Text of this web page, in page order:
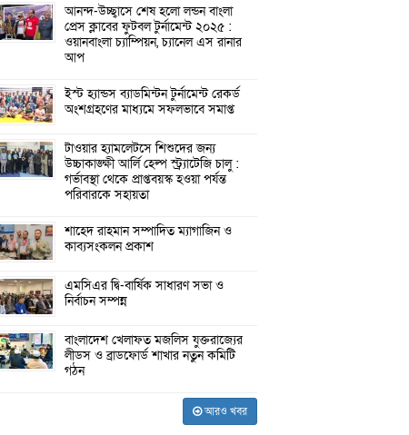
আনন্দ-উচ্ছ্বাসে শেষ হলো লন্ডন বাংলা
প্রেস ক্লাবের ফুটবল টুর্নামেন্ট ২০২৫ :
ওয়ানবাংলা চ্যাম্পিয়ন, চ্যানেল এস রানার
আপ
ইস্ট হ্যান্ডস ব্যাডমিন্টন টুর্নামেন্ট রেকর্ড
অংশগ্রহণের মাধ্যমে সফলভাবে সমাপ্ত
টাওয়ার হ্যামলেটসে শিশুদের জন্য
উচ্চাকাঙ্ক্ষী আর্লি হেল্প স্ট্র্যাটেজি চালু :
গর্ভাবস্থা থেকে প্রাপ্তবয়স্ক হওয়া পর্যন্ত
পরিবারকে সহায়তা
শাহেদ রাহমান সম্পাদিত ম্যাগাজিন ও
কাব্যসংকলন প্রকাশ
এমসিএর দ্বি-বার্ষিক সাধারণ সভা ও
নির্বাচন সম্পন্ন
বাংলাদেশ খেলাফত মজলিস যুক্তরাজ্যের
লীডস ও ব্রাডফোর্ড শাখার নতুন কমিটি
গঠন
আরও খবর